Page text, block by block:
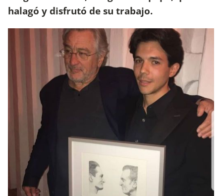
halagó y disfrutó de su trabajo.